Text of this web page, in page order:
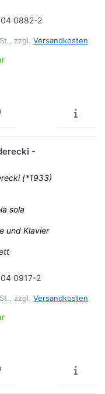
0882-2
zzgl. Versandkosten
-
(*1933)
sola
und Klavier
0917-2
zzgl. Versandkosten